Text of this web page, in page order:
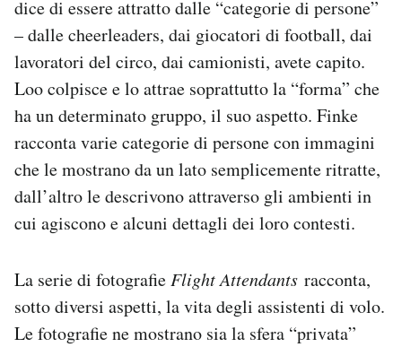
Notifiche mobile
Regala il Post
Hai bisogno di aiuto?
Esci
dice di essere attratto dalle “categorie di persone”
– dalle cheerleaders, dai giocatori di football, dai
lavoratori del circo, dai camionisti, avete capito.
Loo colpisce e lo attrae soprattutto la “forma” che
ha un determinato gruppo, il suo aspetto. Finke
racconta varie categorie di persone con immagini
che le mostrano da un lato semplicemente ritratte,
dall’altro le descrivono attraverso gli ambienti in
cui agiscono e alcuni dettagli dei loro contesti.
La serie di fotografieFlight Attendants racconta,
sotto diversi aspetti, la vita degli assistenti di volo.
Le fotografie ne mostrano sia la sfera “privata”